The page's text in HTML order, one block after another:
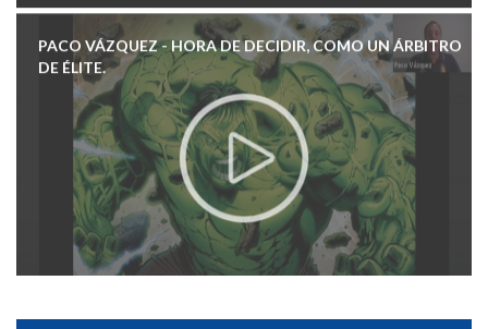
PACO VÁZQUEZ - HORA DE DECIDIR, COMO UN ÁRBITRO
DE ÉLITE.